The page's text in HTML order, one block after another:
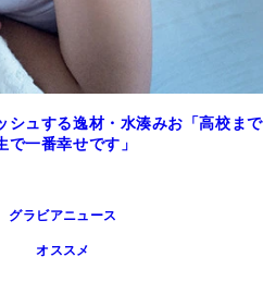
シュする逸材・水湊みお「高校まで
一番幸せです」
グラビアニュース
オススメ